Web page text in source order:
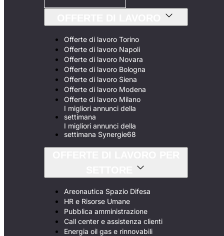
Offerte di lavoro Torino
Offerte di lavoro Napoli
Offerte di lavoro Novara
Offerte di lavoro Bologna
Offerte di lavoro Siena
Offerte di lavoro Modena
Offerte di lavoro Milano
I migliori annunci della
settimana
I migliori annunci della
settimana Synergie68
Areonautica Spazio Difesa
HR e Risorse Umane
Pubblica amministrazione
Call center e assistenza clienti
Energia oil gas e rinnovabili